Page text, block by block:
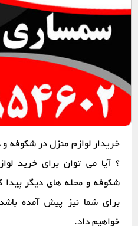
خریدار لوازم منزل در شکوفه
؟ آیا می توان برای خرید
شکوفه و محله های دیگر
برای شما نیز پیش آمده
خواهیم داد.